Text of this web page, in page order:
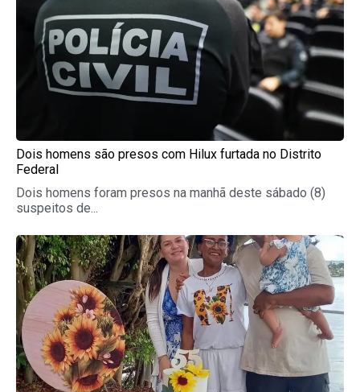
Dois homens são presos com Hilux furtada no Distrito
Federal
Dois homens foram presos na manhã deste sábado (8)
suspeitos de...